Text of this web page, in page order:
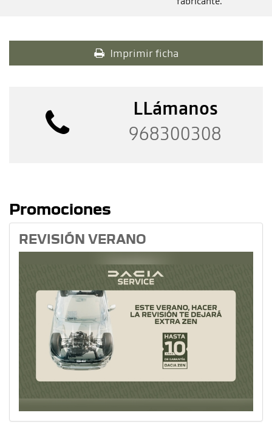
Imprimir ficha
LLámanos
968300308
Promociones
REVISIÓN VERANO